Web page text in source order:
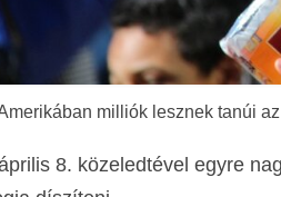
milliók lesznek tanúi
8. közeledtével egyre